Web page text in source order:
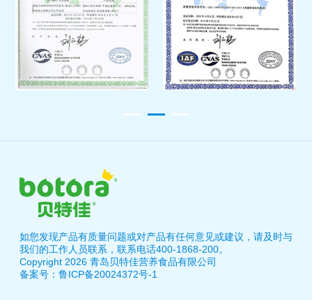
如您发现产品有质量问题或对产品有任何意见或建议，请及时与
我们的工作人员联系，联系电话400-1868-200。
Copyright 2026 青岛贝特佳营养食品有限公司
备案号：鲁ICP备20024372号-1